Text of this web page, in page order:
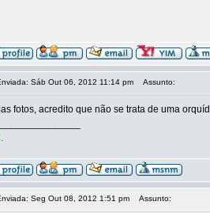
Sáb Out 06, 2012 11:14 pm Assunto:
fotos, acredito que não se trata de uma
Seg Out 08, 2012 1:51 pm Assunto: